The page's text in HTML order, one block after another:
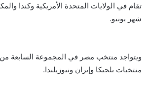
تقام في الولايات المتحدة الأمريكية وكندا
شهر يونيو.
ويتواجد منتخب مصر في المجموعة السابعة
منتخبات بلجيكا وإيران ونيوزيلندا.